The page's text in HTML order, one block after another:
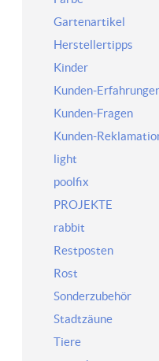
Gartenartikel
Herstellertipps
Kinder
Kunden-
Kunden-Fragen
Kunden-
light
poolfix
PROJEKTE
rabbit
Restposten
Rost
Sonderzubehör
Stadtzäune
Tiere